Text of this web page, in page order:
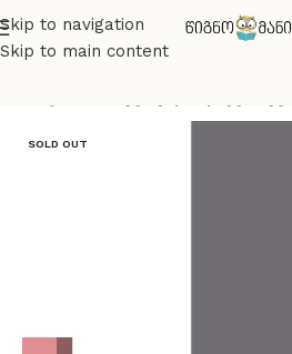
Skip to navigation
Skip to main content
SOLD OUT